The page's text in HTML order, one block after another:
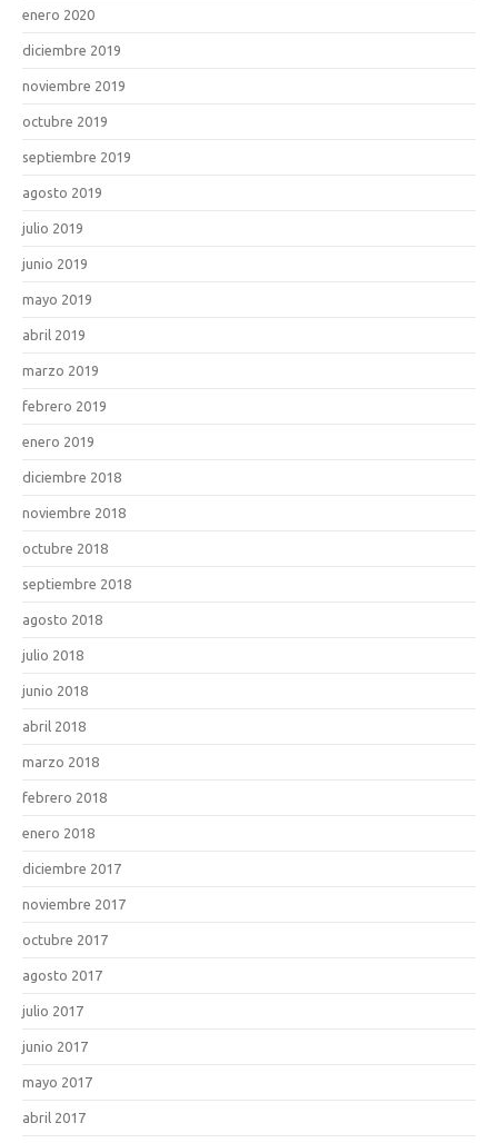
enero 2020
diciembre 2019
noviembre 2019
octubre 2019
septiembre 2019
agosto 2019
julio 2019
junio 2019
mayo 2019
abril 2019
marzo 2019
febrero 2019
enero 2019
diciembre 2018
noviembre 2018
octubre 2018
septiembre 2018
agosto 2018
julio 2018
junio 2018
abril 2018
marzo 2018
febrero 2018
enero 2018
diciembre 2017
noviembre 2017
octubre 2017
agosto 2017
julio 2017
junio 2017
mayo 2017
abril 2017